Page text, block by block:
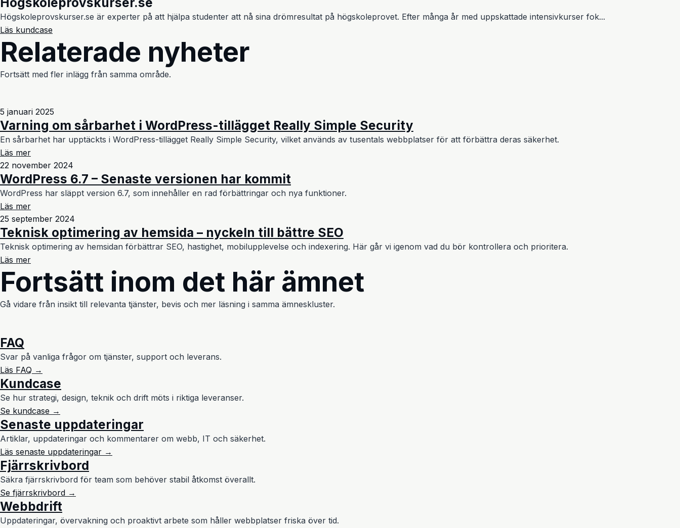
Högskoleprovskurser.se är experter på att hjälpa studenter att nå sina drömresultat på högskoleprovet. Efter många år med uppskattade intensivkurser fok...
Läs kundcase
Relaterade nyheter
Fortsätt med fler inlägg från samma område.
5 januari 2025
Varning om sårbarhet i WordPress-tillägget Really Simple Security
En sårbarhet har upptäckts i WordPress-tillägget Really Simple Security, vilket används av tusentals webbplatser för att förbättra deras säkerhet.
Läs mer
22 november 2024
WordPress 6.7 – Senaste versionen har kommit
WordPress har släppt version 6.7, som innehåller en rad förbättringar och nya funktioner.
Läs mer
25 september 2024
Teknisk optimering av hemsida – nyckeln till bättre SEO
Teknisk optimering av hemsidan förbättrar SEO, hastighet, mobilupplevelse och indexering. Här går vi igenom vad du bör kontrollera och prioritera.
Läs mer
Fortsätt inom det här ämnet
Gå vidare från insikt till relevanta tjänster, bevis och mer läsning i samma ämneskluster.
FAQ
Svar på vanliga frågor om tjänster, support och leverans.
Läs FAQ →
Kundcase
Se hur strategi, design, teknik och drift möts i riktiga leveranser.
Se kundcase →
Senaste uppdateringar
Artiklar, uppdateringar och kommentarer om webb, IT och säkerhet.
Läs senaste uppdateringar →
Fjärrskrivbord
Säkra fjärrskrivbord för team som behöver stabil åtkomst överallt.
Se fjärrskrivbord →
Webbdrift
Uppdateringar, övervakning och proaktivt arbete som håller webbplatser friska över tid.